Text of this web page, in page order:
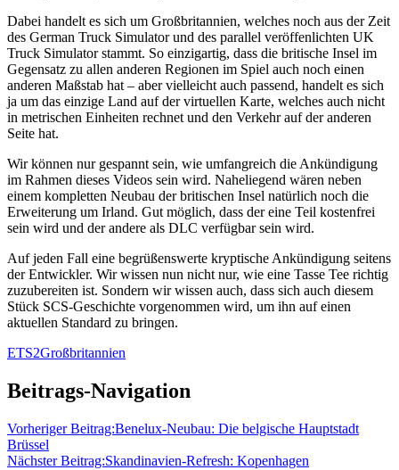
Dabei handelt es sich um Großbritannien, welches noch aus der Zeit
des German Truck Simulator und des parallel veröffenlichten UK
Truck Simulator stammt. So einzigartig, dass die britische Insel im
Gegensatz zu allen anderen Regionen im Spiel auch noch einen
anderen Maßstab hat – aber vielleicht auch passend, handelt es sich
ja um das einzige Land auf der virtuellen Karte, welches auch nicht
in metrischen Einheiten rechnet und den Verkehr auf der anderen
Seite hat.
Wir können nur gespannt sein, wie umfangreich die Ankündigung
im Rahmen dieses Videos sein wird. Naheliegend wären neben
einem kompletten Neubau der britischen Insel natürlich noch die
Erweiterung um Irland. Gut möglich, dass der eine Teil kostenfrei
sein wird und der andere als DLC verfügbar sein wird.
Auf jeden Fall eine begrüßenswerte kryptische Ankündigung seitens
der Entwickler. Wir wissen nun nicht nur, wie eine Tasse Tee richtig
zuzubereiten ist. Sondern wir wissen auch, dass sich auch diesem
Stück SCS-Geschichte vorgenommen wird, um ihn auf einen
aktuellen Standard zu bringen.
ETS2Großbritannien
Beitrags-Navigation
Vorheriger Beitrag:Benelux-Neubau: Die belgische Hauptstadt
Brüssel
Nächster Beitrag:Skandinavien-Refresh: Kopenhagen